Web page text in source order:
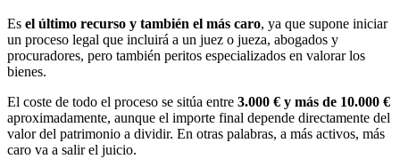
Es el último recurso y también el más caro, ya que supone iniciar
un proceso legal que incluirá a un juez o jueza, abogados y
procuradores, pero también peritos especializados en valorar los
bienes.
El coste de todo el proceso se sitúa entre 3.000 € y más de 10.000 €
aproximadamente, aunque el importe final depende directamente del
valor del patrimonio a dividir. En otras palabras, a más activos, más
caro va a salir el juicio.